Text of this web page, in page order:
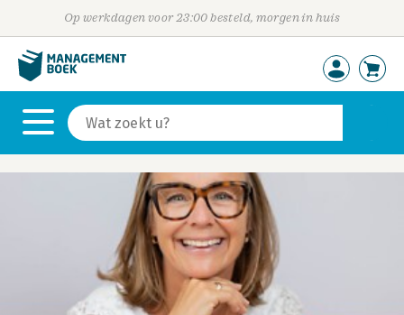
Op werkdagen voor 23:00 besteld, morgen in huis